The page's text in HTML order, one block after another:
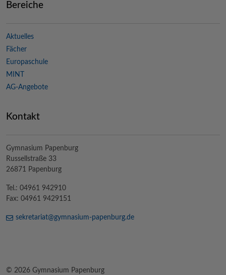
Bereiche
Aktuelles
Fächer
Europaschule
MINT
AG-Angebote
Kontakt
Gymnasium Papenburg
Russellstraße 33
26871 Papenburg
Tel.: 04961 942910
Fax: 04961 9429151
sekretariat@gymnasium-papenburg.de
© 2026 Gymnasium Papenburg